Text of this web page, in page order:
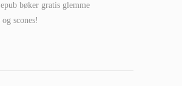
bøker gratis glemme
og scones!